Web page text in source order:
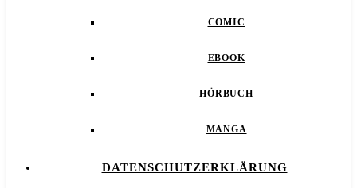
COMIC
EBOOK
HÖRBUCH
MANGA
DATENSCHUTZERKLÄRUNG